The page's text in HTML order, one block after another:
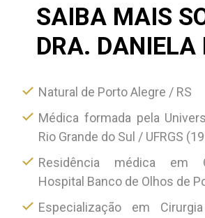
SAIBA MAIS
DRA. DANIELA
Natural de Porto Alegre / RS
Médica formada pela
Rio Grande do Sul / UFRGS
Residência médica em
Hospital Banco de Olhos de
Especialização em